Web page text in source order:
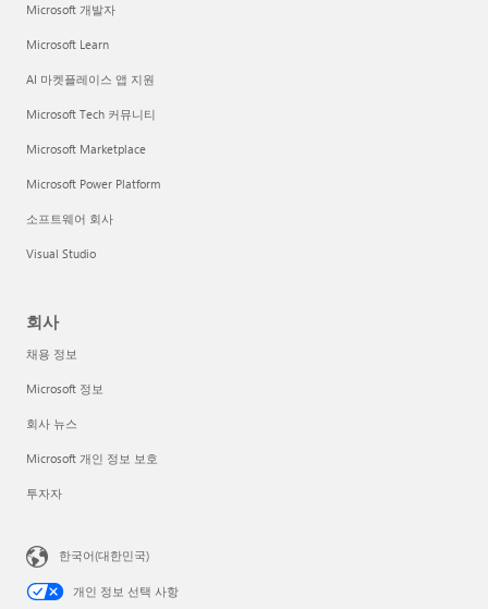
Microsoft 개발자
Microsoft Learn
AI 마켓플레이스 앱 지원
Microsoft Tech 커뮤니티
Microsoft Marketplace
Microsoft Power Platform
소프트웨어 회사
Visual Studio
회사
채용 정보
Microsoft 정보
회사 뉴스
Microsoft 개인 정보 보호
투자자
한국어(대한민국)
개인 정보 선택 사항